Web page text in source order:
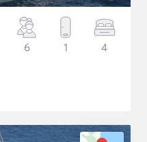
6 1 4